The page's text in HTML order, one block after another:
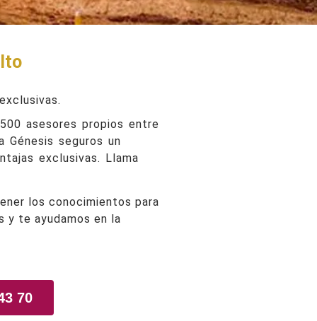
asesores propios entre
Génesis seguros un
exclusivas. Llama
los conocimientos para
y te ayudamos en la
70